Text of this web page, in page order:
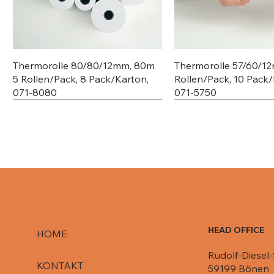
Thermorolle 80/80/12mm, 80m
5 Rollen/Pack, 8 Pack/Karton,
071-8080
Thermorolle 57/60/
Rollen/Pack, 10
071-5750
Deckel für Aluschale C807-1000,
Deckel für Aluschale
Deckel für Aluschale R84-861,
Deckel für Aluschale
Deckel für R651 L / 080-R651/
HOME
KONTAKT
HEAD OFFICE
Rudolf-
59199 Bönen